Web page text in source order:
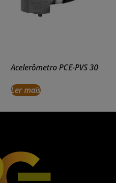
Acelerômetro PCE-PVS 30
Ler mais